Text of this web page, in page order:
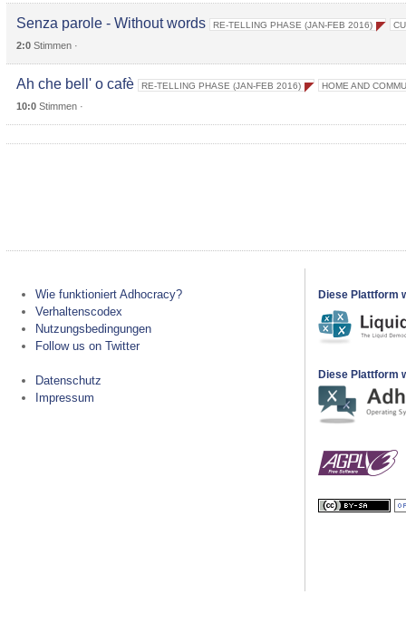
Senza parole - Without words RE-TELLING PHASE (JAN-FEB 2016)
2:0Stimmen ·
Ah che bell' o cafè RE-TELLING PHASE (JAN-FEB 2016) HOME AND
10:0Stimmen ·
Wie funktioniert Adhocracy?
Verhaltenscodex
Nutzungsbedingungen
Follow us on Twitter
Datenschutz
Impressum
Diese Plattform
Diese Plattform